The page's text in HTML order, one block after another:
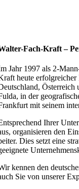
Fach-Kraft –
Jahr 1997 als
heute erfolg­reicher
Öster­reich
in der
mit seinem
Ihrer
organi­sieren den
Dies setzt eine
kennen den
Sie von unserer